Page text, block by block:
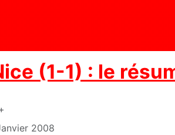
(1-1) : le
2008